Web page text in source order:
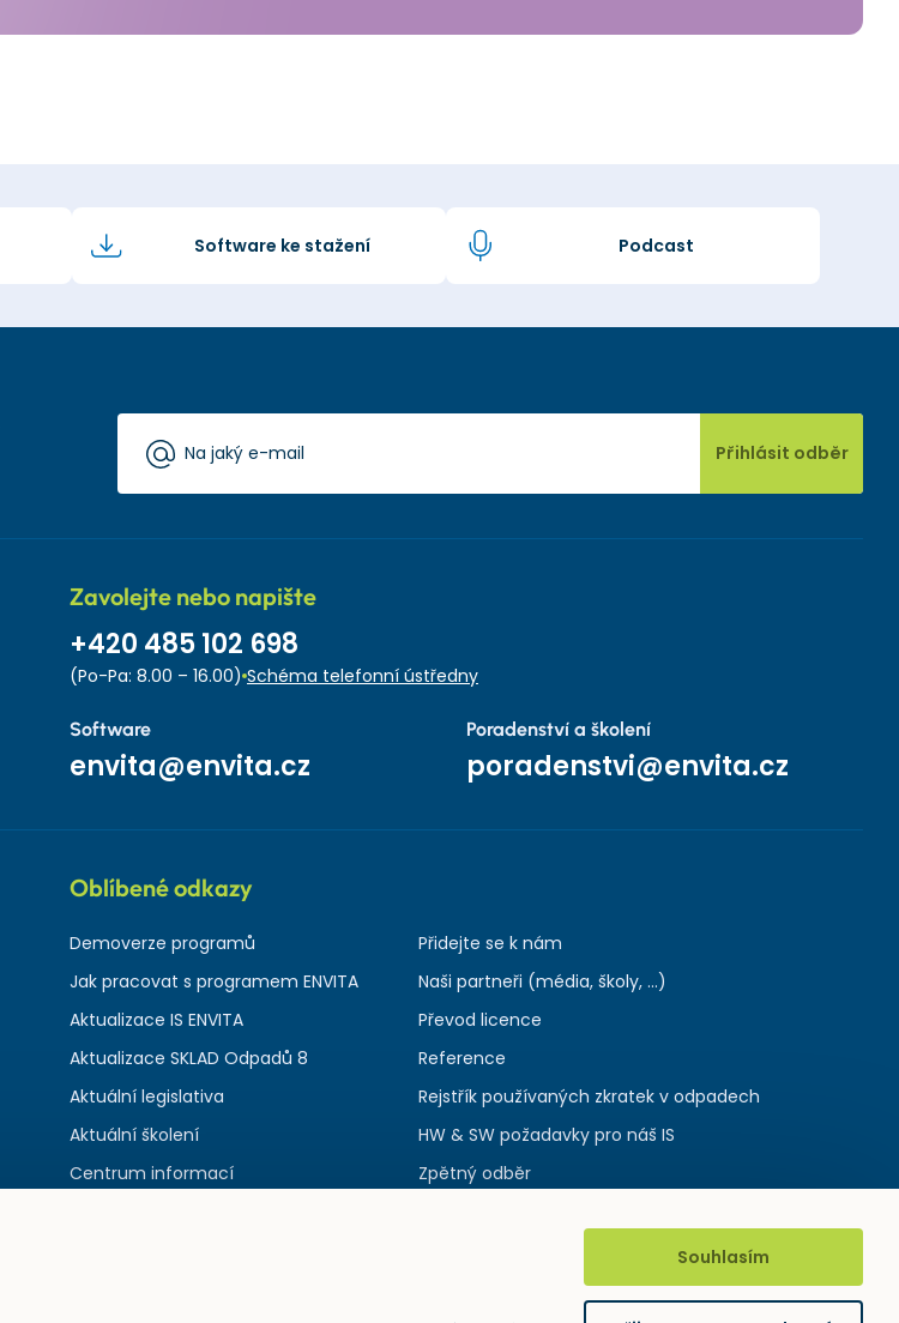
Software ke stažení Podcast
Přihlásit odběr
Zavolejte nebo napište
+420 485 102 698
(Po-Pa: 8.00 – 16.00) Schéma telefonní ústředny
Software
envita@envita.cz
Poradenství a školení
poradenstvi@envita.cz
Oblíbené odkazy
Demoverze programů
Jak pracovat s programem ENVITA
Aktualizace IS ENVITA
Aktualizace SKLAD Odpadů 8
Aktuální legislativa
Aktuální školení
Centrum informací
Přidejte se k nám
Naši partneři (média, školy, ...)
Převod licence
Reference
Rejstřík používaných zkratek v odpadech
HW & SW požadavky pro náš IS
Zpětný odběr
Souhlasím